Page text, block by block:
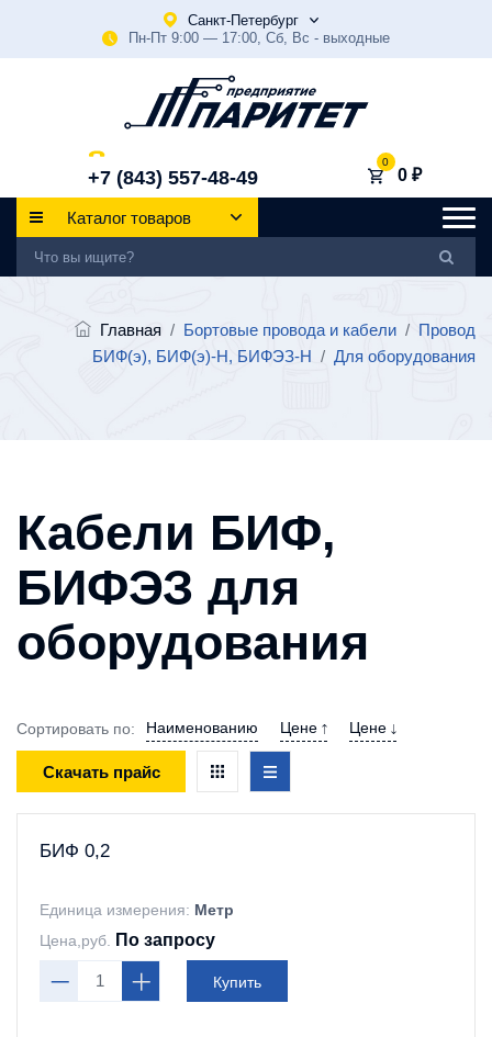
Санкт-Петербург
Пн-Пт 9:00 — 17:00, Сб, Вс - выходные
+7 (843) 557-48-49
0
0 ₽
Каталог товаров
Главная / Бортовые провода и кабели / Провод
БИФ(э), БИФ(э)-Н, БИФЭЗ-Н / Для оборудования
Кабели БИФ,
БИФЭЗ для
оборудования
Сортировать по: Наименованию Цене Цене
Скачать прайс
БИФ 0,2
Единица измерения: Метр
Цена,руб.
По запросу
Купить